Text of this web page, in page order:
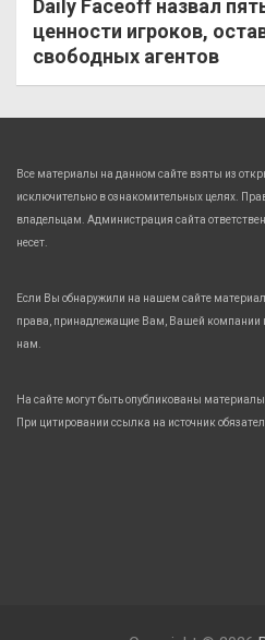
Daily Faceoff назвал
ценности игроков,
свободных агентов
Все материалы на данном сайте взяты из
исключительно в ознакомительных целях.
владельцам. Администрация сайта
несет.
Если Вы обнаружили на нашем сайте
права, принадлежащие Вам, Вашей компании
нам.
На сайте могут быть опубликованы материалы
При цитировании ссылка на источник